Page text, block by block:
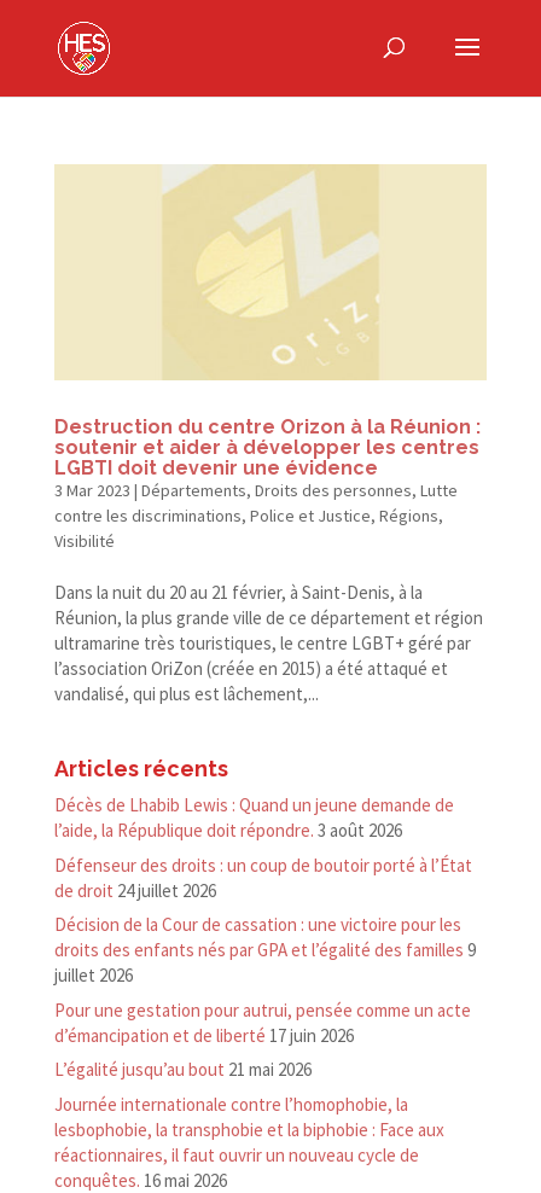
Destruction du centre Orizon à la Réunion :
soutenir et aider à développer les centres
LGBTI doit devenir une évidence
3 Mar 2023 | Départements, Droits des personnes, Lutte
contre les discriminations, Police et Justice, Régions,
Visibilité
Dans la nuit du 20 au 21 février, à Saint-​Denis, à la
Réunion, la plus grande ville de ce département et région
ultramarine très touristiques, le centre LGBT+ géré par
l’association OriZon (créée en 2015) a été attaqué et
vandalisé, qui plus est lâchement,...
Articles récents
Décès de Lhabib Lewis : Quand un jeune demande de
l’aide, la République doit répondre. 3 août 2026
Défenseur des droits : un coup de boutoir porté à l’État
de droit 24 juillet 2026
Décision de la Cour de cassation : une victoire pour les
droits des enfants nés par GPA et l’égalité des familles 9
juillet 2026
Pour une gestation pour autrui, pensée comme un acte
d’émancipation et de liberté 17 juin 2026
L’égalité jusqu’au bout 21 mai 2026
Journée internationale contre l’homophobie, la
lesbophobie, la transphobie et la biphobie : Face aux
réactionnaires, il faut ouvrir un nouveau cycle de
conquêtes. 16 mai 2026